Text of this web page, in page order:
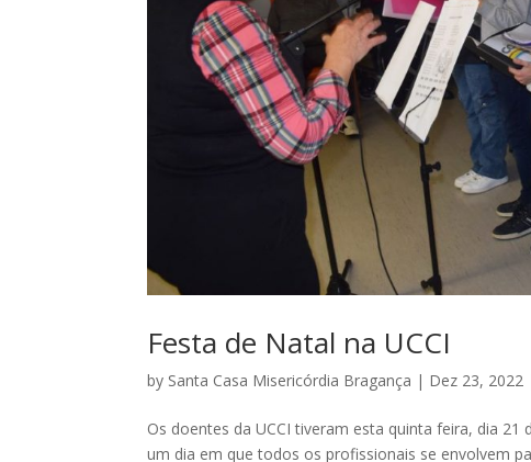
Festa de Natal na UCCI
by Santa Casa Misericórdia Bragança | Dez 23, 2022
Os doentes da UCCI tiveram esta quinta feira, dia
um dia em que todos os profissionais se envolvem